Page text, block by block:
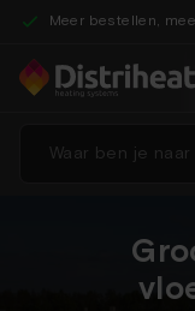
Geleverd waar en
Legplan-service